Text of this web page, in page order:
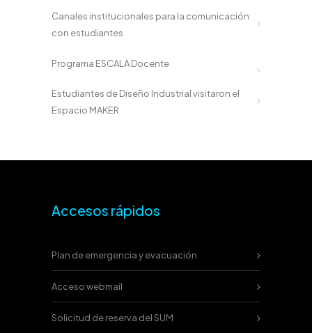
Canales institucionales para la comunicación
con estudiantes
Programa ESCALA Docente
Estudiantes de Diseño Industrial visitaron el
Espacio MAKER
Accesos rápidos
Plan de emergencia y evacuación
Acceso webmail
Solicitud de reserva del SUM